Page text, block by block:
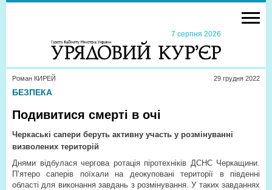
7 серпня 2026
Роман КИРЕЙ 29 грудня 2022
БЕЗПЕКА
Подивитися смерті в очі
Черкаські сапери беруть активну участь у розмінуванні
визволених територій
Днями відбулася чергова ротація піротехніків ДСНС Черкащини.
П’ятеро саперів поїхали на деокуповані території в південні
області для виконання завдань з розмінування. У таких завданнях